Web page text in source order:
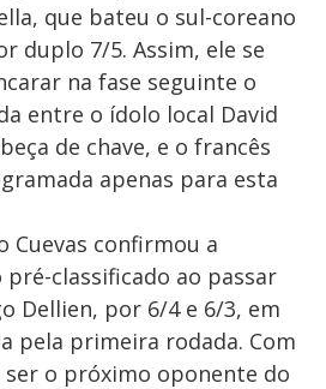
que bateu o sul-coreano
duplo 7/5. Assim, ele se
na fase seguinte o
entre o ídolo local David
de chave, e o francês
apenas para esta
Cuevas confirmou a
classificado ao passar
Dellien, por 6/4 e 6/3, em
pela primeira rodada. Com
ser o próximo oponente do